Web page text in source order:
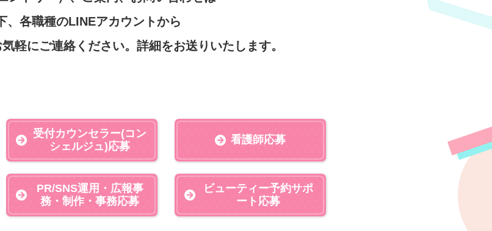
、各職種のLINEアカウントから
軽にご連絡ください。 詳細をお送りいたします。
受付カウンセラー(コン
シェルジュ)応募
看護師応募
PR/SNS運用・広報事
務・制作・事務応募
ビューティー予約サポ
ート応募